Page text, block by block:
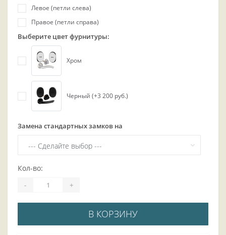
Левое (петли слева)
Правое (петли справа)
Выберите цвет фурнитуры:
Хром
Черный (+3 200 руб.)
Замена стандартных замков на
Кол-во:
- +
В КОРЗИНУ